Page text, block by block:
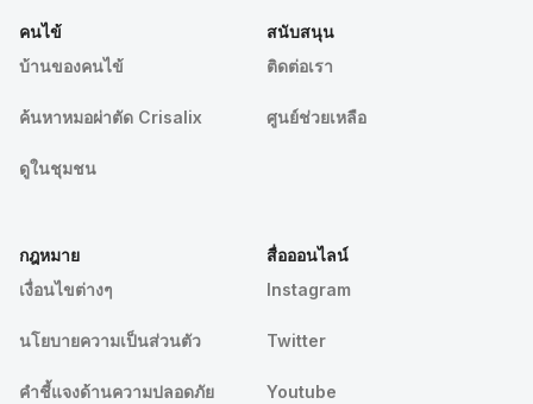
คนไข้
บ้านของคนไข้
ค้นหาหมอผ่าตัด Crisalix
ดูในชุมชน
สนับสนุน
ติดต่อเรา
ศูนย์ช่วยเหลือ
กฎหมาย
เงื่อนไขต่างๆ
นโยบายความเป็นส่วนตัว
คําชี้แจงด้านความปลอดภัย
สื่อออนไลน์
Instagram
Twitter
Youtube